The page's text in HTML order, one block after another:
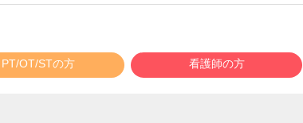
PT/OT/STの方 看護師の方